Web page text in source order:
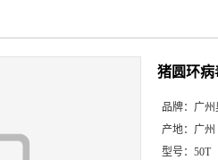
猪圆环病
品牌： 广州
产地： 广州
型号： 50T